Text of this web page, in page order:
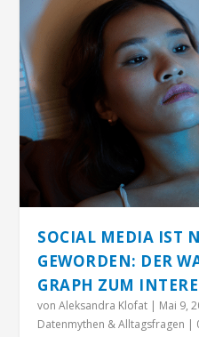
SOCIAL MEDIA IST
GEWORDEN: DER
GRAPH ZUM
vonAleksandra Klofat | Mai 9,
Datenmythen & Alltagsfragen |